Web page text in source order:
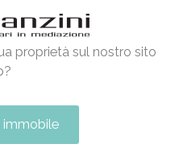
proprietà sul nostro sito
immobile